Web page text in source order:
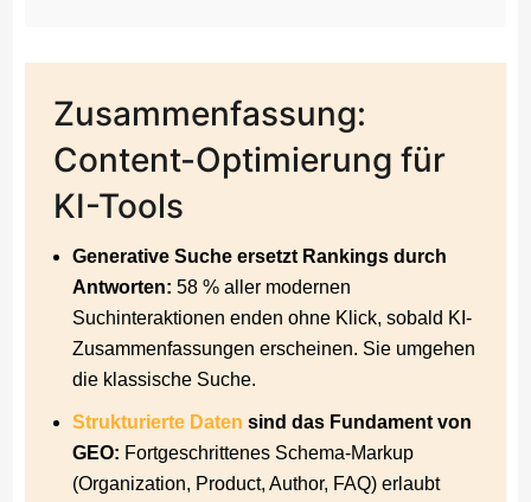
Zusammenfassung:
Content-Optimierung für
KI-Tools
Generative Suche ersetzt Rankings durch
Antworten: 58 % aller modernen
Suchinteraktionen enden ohne Klick, sobald KI-
Zusammenfassungen erscheinen. Sie umgehen
die klassische Suche.
Strukturierte Daten sind das Fundament von
GEO: Fortgeschrittenes Schema-Markup
(Organization, Product, Author, FAQ) erlaubt